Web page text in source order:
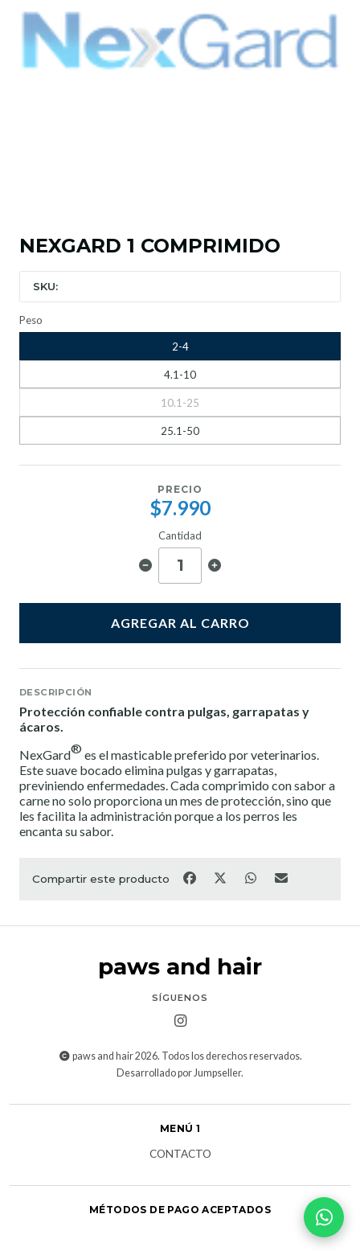
NEXGARD 1 COMPRIMIDO
SKU:
Peso
2-4
4.1-10
10.1-25
25.1-50
PRECIO
$7.990
Cantidad
AGREGAR AL CARRO
DESCRIPCIÓN
Protección confiable contra pulgas, garrapatas y
ácaros.
NexGard® es el masticable preferido por veterinarios.
Este suave bocado elimina pulgas y garrapatas,
previniendo enfermedades. Cada comprimido con sabor a
carne no solo proporciona un mes de protección, sino que
les facilita la administración porque a los perros les
encanta su sabor.
Compartir este producto
paws and hair
SÍGUENOS
paws and hair 2026. Todos los derechos reservados.
Desarrollado por Jumpseller.
MENÚ 1
CONTACTO
MÉTODOS DE PAGO ACEPTADOS